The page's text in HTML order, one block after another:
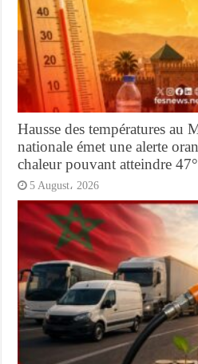
Hausse des températures au
nationale émet une alerte
chaleur pouvant atteindre
5 August، 2026